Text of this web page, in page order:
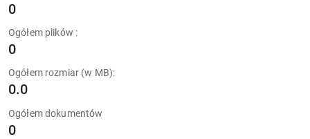
0
Ogółem plików :
0
Ogółem rozmiar (w MB):
0.0
Ogółem dokumentów
0